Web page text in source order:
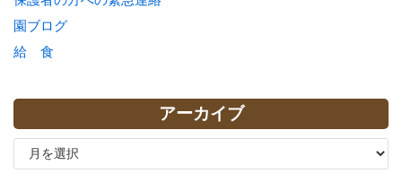
園ブログ
給 食
アーカイブ